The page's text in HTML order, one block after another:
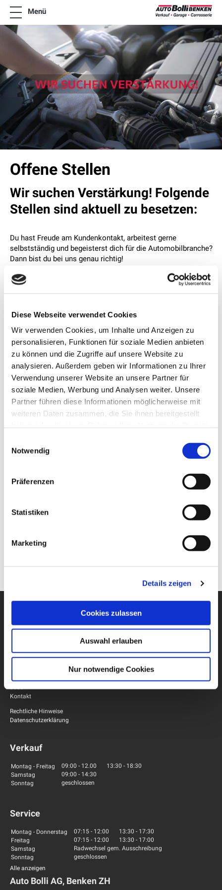
Diese Webseite verwendet Cookies
Wir verwenden Cookies, um Inhalte und Anzeigen zu
personalisieren, Funktionen für soziale Medien anbieten
zu können und die Zugriffe auf unsere Website zu
analysieren. Außerdem geben wir Informationen zu Ihrer
Verwendung unserer Website an unsere Partner für
soziale Medien, Werbung und Analysen weiter. Unsere
Partner führen diese Informationen möglicherweise mit
weiteren Daten zusammen, die Sie ihnen bereitgestellt
Notwendig
Präferenzen
Statistiken
Marketing
Details zeigen
Cookies zulassen
Auswahl erlauben
Nur notwendige Cookies
Menü
News
Online-Termin
Angebote
Fahrzeugangebot
Mietwagen
Tankstelle
Team
Jobs
Offene Stellen
Wir suchen Verstärkung! Folgende
Stellen sind aktuell zu besetzen:
Du hast Freude am Kundenkontakt, arbeitest gerne
selbstständig und begeisterst dich für die Automobilbranche?
Dann bist du bei uns genau richtig!
Für unser Team suchen wir eine engagierte Persönlichkeit als
Alle Informationen zur Stelle, den Aufgaben und den
Stellenausschreibung.
Wir freuen uns auf deine Bewerbung und darauf, dich vielleicht
schon bald persönlich kennenzulernen!
📩 Bewirb dich jetzt, wir freuen uns auf dich!
Kundendienstberater_80-100.pdf
News
Fahrzeugangebot
Mietwagen
Team
Jobs
Kontakt
Rechtliche Hinweise
Datenschutzerklärung
Verkauf
Montag - Freitag 09:00 - 12.00 13:30 - 18:30
Samstag
09:00 - 14:30
Sonntag
geschlossen
Service
Montag - Donnerstag 07:15 - 12:00 13:30 - 17:30
Freitag
07:15 - 12:00 13:30 - 17:00
Samstag
Radwechsel gem. Ausschreibung
Sonntag
geschlossen
Alle anzeigen